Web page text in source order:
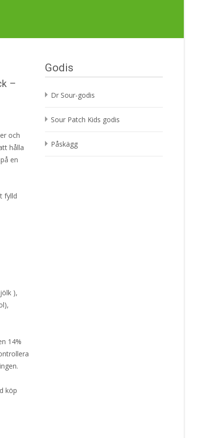
–
och
hålla
en
fylld
),
14%
köp
Godis
Dr Sour-godis
Sour Patch Kids godis
Påskägg